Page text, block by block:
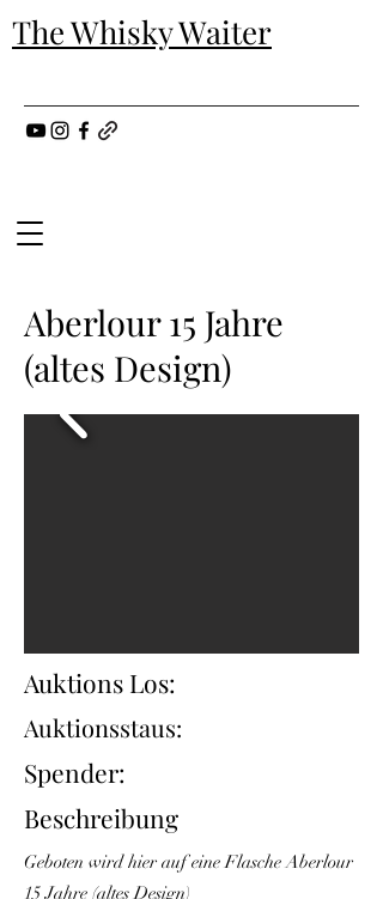
The Whisky Waiter
Aberlour 15 Jahre
(altes Design)
Auktions Los:
Auktionsstaus:
Spender:
Beschreibung
Geboten wird hier auf eine Flasche Aberlour
15 Jahre (altes Design)